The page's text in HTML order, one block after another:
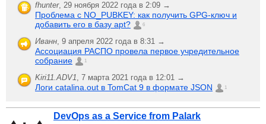
fhunter, 29 ноября 2022 года в 2:09 →
Проблема с NO_PUBKEY: как получить GPG-ключ и
добавить его в базу apt?
6
Иванн, 9 апреля 2022 года в 8:31 →
Ассоциация РАСПО провела первое учредительное
собрание
1
Kiri11.ADV1, 7 марта 2021 года в 12:01 →
Логи catalina.out в TomCat 9 в формате JSON 1
DevOps as a Service from Palark